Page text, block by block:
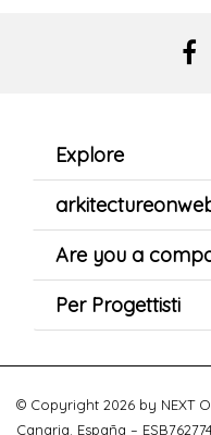
Explore
Are you a
Per Progettisti
© Copyright 2026 by NEXT
Canaria. España –